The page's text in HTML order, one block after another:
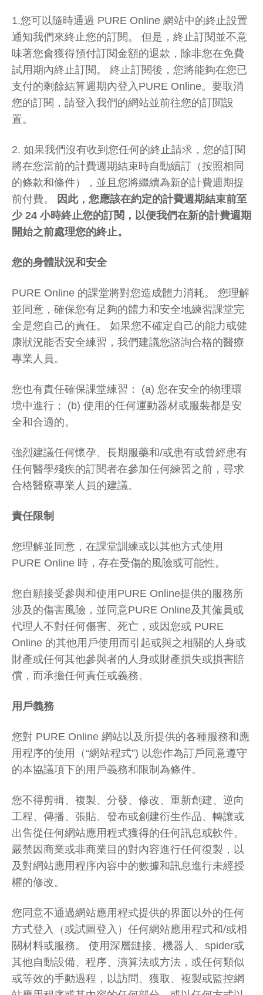
1.您可以隨時通過 PURE Online 網站中的終止設置
通知我們來終止您的訂閱。 但是，終止訂閱並不意
味著您會獲得預付訂閱金額的退款，除非您在免費
試用期內終止訂閱。 終止訂閱後，您將能夠在您已
支付的剩餘結算週期內登入PURE Online。要取消
您的訂閱，請登入我們的網站並前往您的訂閲設
置。
2. 如果我們沒有收到您任何的終止請求，您的訂閱
將在您當前的計費週期結束時自動續訂（按照相同
的條款和條件），並且您將繼續為新的計費週期提
前付費。
因此，您應該在約定的計費週期結束前至
少 24 小時終止您的訂閱，以便我們在新的計費週期
開始之前處理您的終止。
您的身體狀況和安全
PURE Online 的課堂將對您造成體力消耗。 您理解
並同意，確保您有足夠的體力和安全地練習課堂完
全是您自己的責任。 如果您不確定自己的能力或健
康狀況能否安全練習，我們建議您諮詢合格的醫療
專業人員。
您也有責任確保課堂練習： (a) 您在安全的物理環
境中進行； (b) 使用的任何運動器材或服裝都是安
全和合適的。
強烈建議任何懷孕、長期服藥和/或患有或曾經患有
任何醫學殘疾的訂閱者在參加任何練習之前，尋求
合格醫療專業人員的建議。
責任限制
您理解並同意，在課堂訓練或以其他方式使用
PURE Online 時，存在受傷的風險或可能性。
您自願接受參與和使用PURE Online提供的服務所
涉及的傷害風險，並同意PURE Online及其僱員或
代理人不對任何傷害、死亡，或因您或 PURE
Online 的其他用戶使用而引起或與之相關的人身或
財產或任何其他參與者的人身或財產損失或損害賠
償，而承擔任何責任或義務。
用戶義務
您對 PURE Online 網站以及所提供的各種服務和應
用程序的使用（“網站程式”) 以您作為訂戶同意遵守
的本協議項下的用戶義務和限制為條件。
您不得剪輯、複製、分發、修改、重新創建、逆向
工程、傳播、張貼、發布或創建衍生作品、轉讓或
出售從任何網站應用程式獲得的任何訊息或軟件。
嚴禁因商業或非商業目的對內容進行任何復製，以
及對網站應用程序內容中的數據和訊息進行未經授
權的修改。
您同意不通過網站應用程式提供的界面以外的任何
方式登入（或試圖登入）任何網站應用程式和/或相
關材料或服務。 使用深層鏈接、機器人、spider或
其他自動設備、程序、演算法或方法，或任何類似
或等效的手動過程，以訪問、獲取、複製或監控網